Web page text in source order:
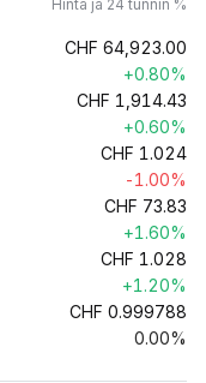
Hinta ja 24 tunnin %
CHF 64,923.00
+0.80%
CHF 1,914.43
+0.60%
CHF 1.024
-1.00%
CHF 73.83
+1.60%
CHF 1.028
+1.20%
CHF 0.999788
0.00%